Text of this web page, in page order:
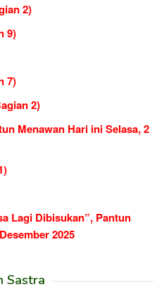
2)
9)
7)
2)
Menawan Hari ini Selasa, 2
Lagi Dibisukan”, Pantun
2025
Sastra